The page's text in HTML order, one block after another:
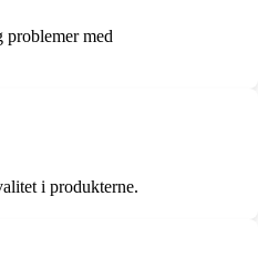
problemer med
i produkterne.